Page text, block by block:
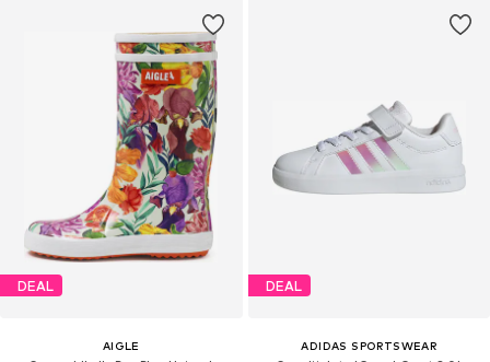
DEAL
AIGLE
DEAL
ADIDAS SPORTSWEAR